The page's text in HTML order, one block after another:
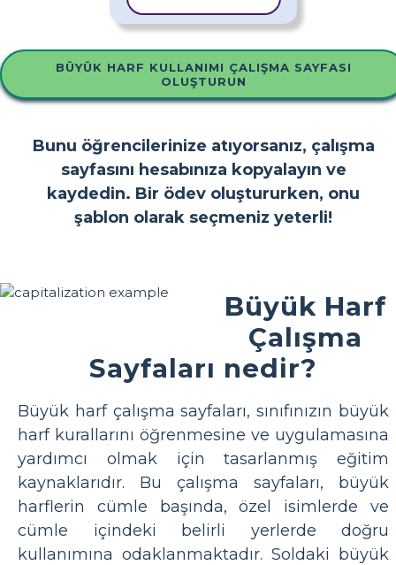
BÜYÜK HARF KULLANIMI ÇALIŞMA SAYFASI
OLUŞTURUN
Bunu öğrencilerinize atıyorsanız, çalışma
sayfasını hesabınıza kopyalayın ve
kaydedin. Bir ödev oluştururken, onu
şablon olarak seçmeniz yeterli!
Büyük Harf
Çalışma
Sayfaları nedir?
Büyük harf çalışma sayfaları, sınıfınızın büyük
harf kurallarını öğrenmesine ve uygulamasına
yardımcı olmak için tasarlanmış eğitim
kaynaklarıdır. Bu çalışma sayfaları, büyük
harflerin cümle başında, özel isimlerde ve
cümle içindeki belirli yerlerde doğru
kullanımına odaklanmaktadır. Soldaki büyük